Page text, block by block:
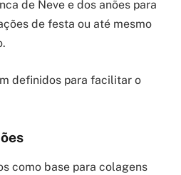
de Neve e dos anões para
de festa ou até mesmo
definidos para facilitar o
como base para colagens